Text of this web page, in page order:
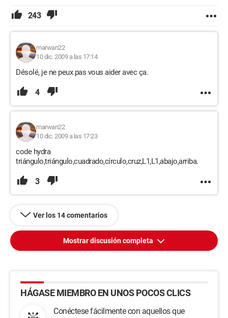
243
marwan22
10 dic. 2009 a las 17:14
Désolé, je ne peux pas vous aider avec ça.
4
marwan22
10 dic. 2009 a las 17:23
code hydra
triángulo,triángulo,cuadrado,círculo,cruz,L1,L1,abajo,arriba.
3
Ver los 14 comentarios
Mostrar discusión completa
HÁGASE MIEMBRO EN UNOS POCOS CLICS
Conéctese fácilmente con aquellos que